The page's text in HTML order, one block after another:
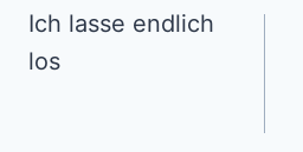
navigation
Ich lasse endlich
los